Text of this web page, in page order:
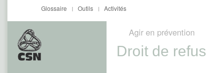
Activités
Outils |
Glossaire |
Agir en prévention
Droit de refus